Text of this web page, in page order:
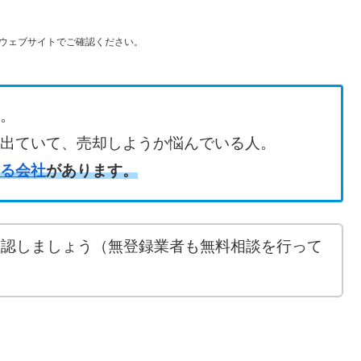
ブサイトでご確認ください。
ていて、売却しようか悩んでいる人。
会社があります。
しましょう（無登録業者も無料相談を行って